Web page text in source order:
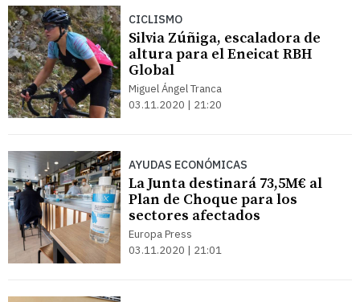
CICLISMO
Silvia Zúñiga, escaladora de
altura para el Eneicat RBH
Global
Miguel Ángel Tranca
03.11.2020 | 21:20
AYUDAS ECONÓMICAS
La Junta destinará 73,5M€ al
Plan de Choque para los
sectores afectados
Europa Press
03.11.2020 | 21:01